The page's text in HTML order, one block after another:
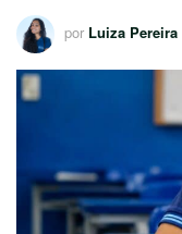
por Luiza Pereira